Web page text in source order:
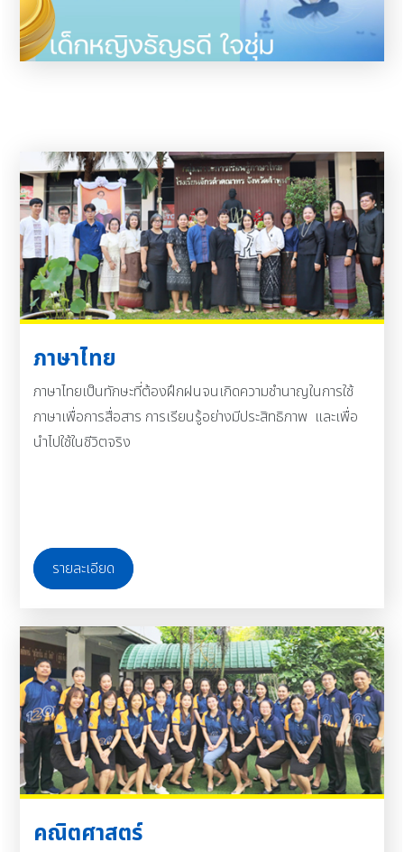
ภาษาไทย
ภาษาไทยเป็นทักษะที่ต้องฝึกฝนจนเกิดความชำนาญในการใช้
ภาษาเพื่อการสื่อสาร การเรียนรู้อย่างมีประสิทธิภาพ และเพื่อ
นำไปใช้ในชีวิตจริง
รายละเอียด
คณิตศาสตร์